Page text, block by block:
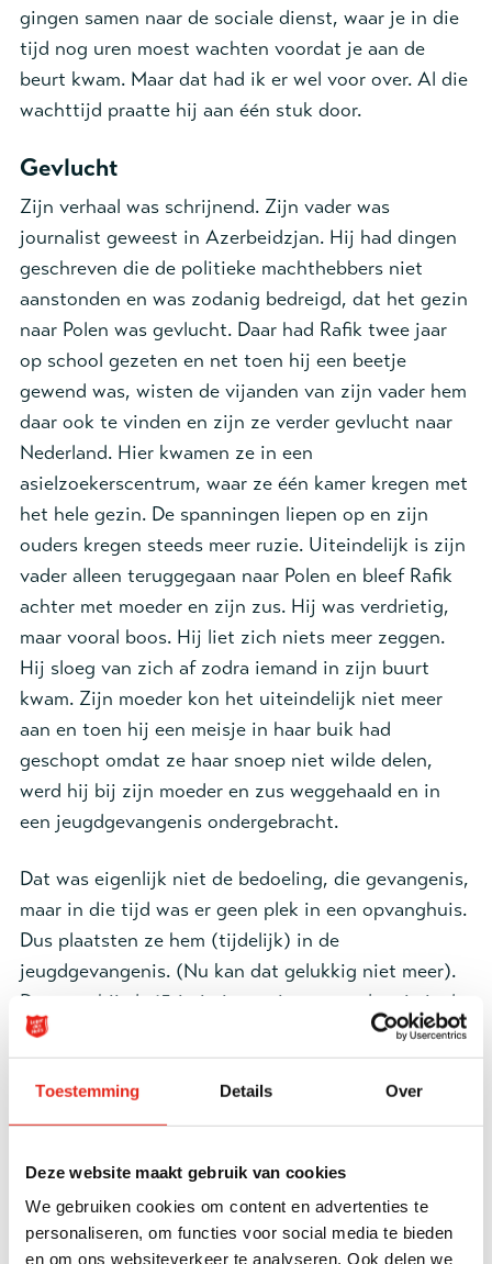
Toestemming Details Over
Deze website maakt gebruik van cookies
We gebruiken cookies om content en advertenties te
personaliseren, om functies voor social media te bieden
en om ons websiteverkeer te analyseren. Ook delen we
gingen samen naar de sociale dienst, waar je in die
tijd nog uren moest wachten voordat je aan de
beurt kwam. Maar dat had ik er wel voor over. Al die
wachttijd praatte hij aan één stuk door.
Gevlucht
Zijn verhaal was schrijnend. Zijn vader was
journalist geweest in Azerbeidzjan. Hij had dingen
geschreven die de politieke machthebbers niet
aanstonden en was zodanig bedreigd, dat het gezin
naar Polen was gevlucht. Daar had Rafik twee jaar
op school gezeten en net toen hij een beetje
gewend was, wisten de vijanden van zijn vader hem
daar ook te vinden en zijn ze verder gevlucht naar
Nederland. Hier kwamen ze in een
asielzoekerscentrum, waar ze één kamer kregen met
het hele gezin. De spanningen liepen op en zijn
ouders kregen steeds meer ruzie. Uiteindelijk is zijn
vader alleen teruggegaan naar Polen en bleef Rafik
achter met moeder en zijn zus. Hij was verdrietig,
maar vooral boos. Hij liet zich niets meer zeggen.
Hij sloeg van zich af zodra iemand in zijn buurt
kwam. Zijn moeder kon het uiteindelijk niet meer
aan en toen hij een meisje in haar buik had
geschopt omdat ze haar snoep niet wilde delen,
werd hij bij zijn moeder en zus weggehaald en in
een jeugdgevangenis ondergebracht.
Dat was eigenlijk niet de bedoeling, die gevangenis,
maar in die tijd was er geen plek in een opvanghuis.
Dus plaatsten ze hem (tijdelijk) in de
jeugdgevangenis. (Nu kan dat gelukkig niet meer).
Daar zat hij als 15-jarig jongetje tussen de criminele
jongeren, die allemaal ouder en sterker waren dan
hij. Hij werd door hen geïntimideerd en in elkaar
geslagen. Nadat hij een stoel naar een hulpverlener
had gegooid, werd zijn verblijf daar beëindigd. Dat
kennelijk maar verder zelf uitzoeken.
Alles geprobeerd